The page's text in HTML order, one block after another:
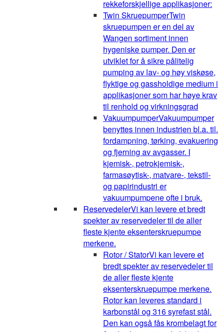
rekkeforskjellige applikasjoner:
Twin SkruepumperTwin
skruepumpen er en del av
Wangen sortiment innen
hygeniske pumper. Den er
utviklet for å sikre pålitelig
pumping av lav- og høy viskøse,
flyktige og gassholdige medium i
applikasjoner som har høye krav
til renhold og virkningsgrad
VakuumpumperVakuumpumper
benyttes innen industrien bl.a. til.
fordampning, tørking, evakuering
og fjerning av avgasser. I
kjemisk-, petrokjemisk-,
farmasøytisk-, matvare-, tekstil-
og papirindustri er
vakuumpumpene ofte i bruk.
ReservedelerVi kan levere et bredt
spekter av reservedeler til de aller
fleste kjente eksenterskruepumpe
merkene.
Rotor / StatorVi kan levere et
bredt spekter av reservedeler til
de aller fleste kjente
eksenterskruepumpe merkene.
Rotor kan leveres standard i
karbonstål og 316 syrefast stål.
Den kan også fås krombelagt for